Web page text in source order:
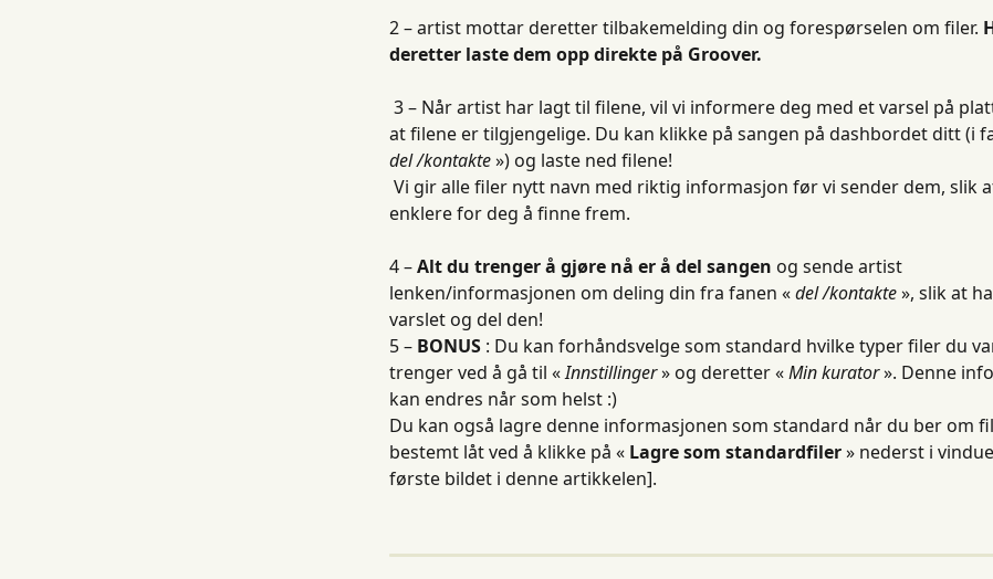
2 – artist mottar deretter tilbakemelding din og forespørselen om filer.
deretter laste dem opp direkte på Groover.
at filene er tilgjengelige. Du kan klikke på sangen på dashbordet ditt (i
del /kontakte ») og laste ned filene!
enklere for deg å finne frem.
4 – Alt du trenger å gjøre nå er å del sangen og sende artist
lenken/informasjonen om deling din fra fanen « del /kontakte », slik at
varslet og del den!
5 – BONUS : Du kan forhåndsvelge som standard hvilke typer filer du
trenger ved å gå til « Innstillinger » og deretter « Min kurator ». Denne
kan endres når som helst :)
Du kan også lagre denne informasjonen som standard når du ber om
bestemt låt ved å klikke på « Lagre som standardfiler » nederst i
første bildet i denne artikkelen].